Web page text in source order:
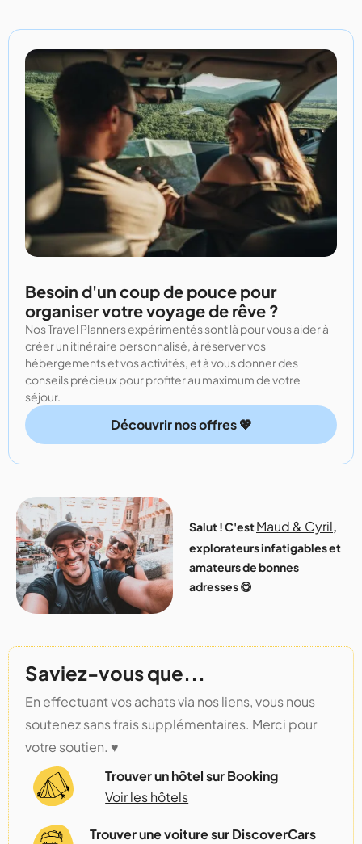
Besoin d'un coup de pouce pour
organiser votre voyage de rêve ?
Nos Travel Planners expérimentés sont là pour vous aider à
créer un itinéraire personnalisé, à réserver vos
hébergements et vos activités, et à vous donner des
conseils précieux pour profiter au maximum de votre
séjour.
Découvrir nos offres 💖
Salut ! C'estMaud & Cyril,
explorateurs infatigables et
amateurs de bonnes
adresses 😋
Saviez-vous que...
En effectuant vos achats via nos liens, vous nous
soutenez sans frais supplémentaires. Merci pour
votre soutien. ♥️
Trouver un hôtel sur Booking
Voir les hôtels
Trouver une voiture sur DiscoverCars